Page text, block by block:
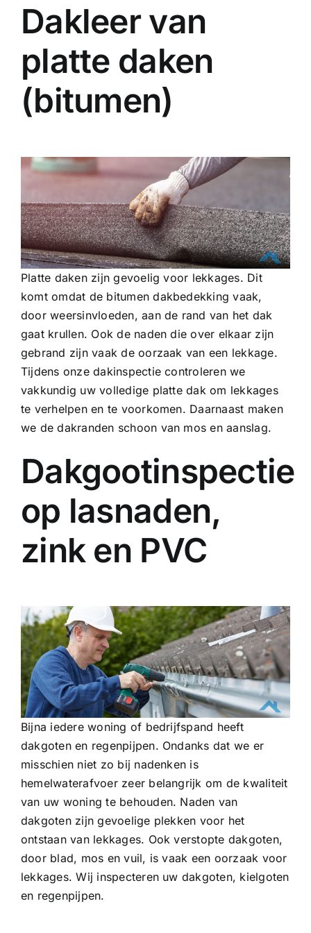
Dakleer van
platte daken
(bitumen)
Platte daken zijn gevoelig voor lekkages. Dit
komt omdat de bitumen dakbedekking vaak,
door weersinvloeden, aan de rand van het dak
gaat krullen. Ook de naden die over elkaar zijn
gebrand zijn vaak de oorzaak van een lekkage.
Tijdens onze dakinspectie controleren we
vakkundig uw volledige platte dak om lekkages
te verhelpen en te voorkomen. Daarnaast maken
we de dakranden schoon van mos en aanslag.
Dakgootinspectie
op lasnaden,
zink en PVC
Bijna iedere woning of bedrijfspand heeft
dakgoten en regenpijpen. Ondanks dat we er
misschien niet zo bij nadenken is
hemelwaterafvoer zeer belangrijk om de kwaliteit
van uw woning te behouden. Naden van
dakgoten zijn gevoelige plekken voor het
ontstaan van lekkages. Ook verstopte dakgoten,
door blad, mos en vuil, is vaak een oorzaak voor
lekkages. Wij inspecteren uw dakgoten, kielgoten
en regenpijpen.